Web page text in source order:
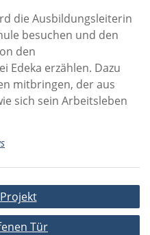
die Ausbildungsleiterin
besuchen und den
den
Edeka erzählen. Dazu
mitbringen, der aus
sich sein Arbeitsleben
Tür